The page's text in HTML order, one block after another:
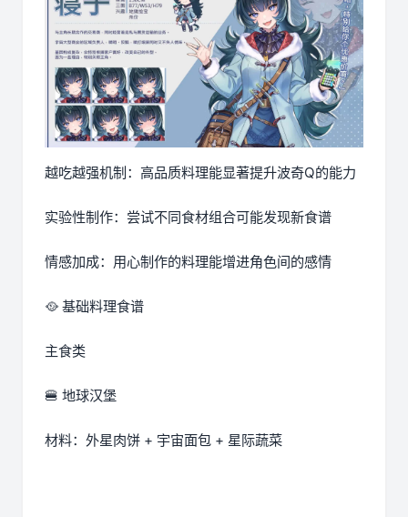
越吃越强机制：高品质料理能显著提升波奇Q的能力
实验性制作：尝试不同食材组合可能发现新食谱
情感加成：用心制作的料理能增进角色间的感情
🥘 基础料理食谱
主食类
🍔 地球汉堡
材料：外星肉饼 + 宇宙面包 + 星际蔬菜